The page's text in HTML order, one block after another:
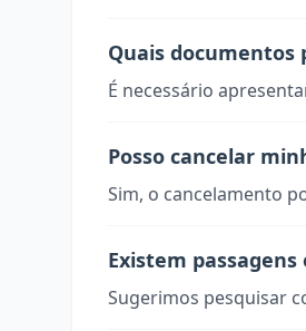
Quais documentos
É necessário
Posso cancelar
Sim, o cancelamento
Existem passagens
Sugerimos pesquisar